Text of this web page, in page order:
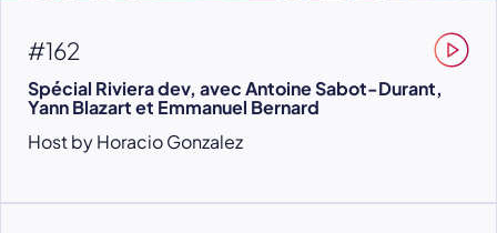
#162
Spécial Riviera dev, avec Antoine Sabot-Durant,
Yann Blazart et Emmanuel Bernard
Host by Horacio Gonzalez